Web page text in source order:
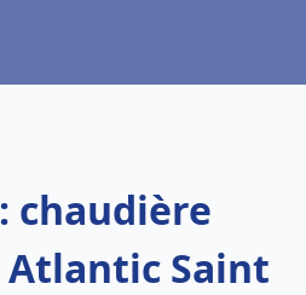
chaudière
Saint